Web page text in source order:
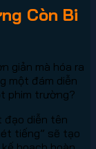
Còn Bi
giản mà hóa ra
một đám diễn
phim trường?
đạo diễn tên
tiếng” sẽ tạo